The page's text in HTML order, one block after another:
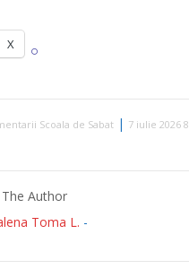
X
Scoala de Sabat | 7 iulie 2026
Author
Toma L. -